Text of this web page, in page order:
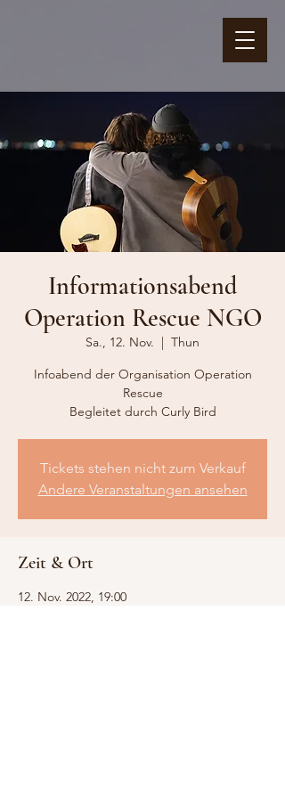
Informationsabend
Operation Rescue NGO
Sa., 12. Nov.
  |
Thun
Infoabend der Organisation Operation
Rescue
Begleitet durch Curly Bird
Tickets stehen nicht zum Verkauf
Andere Veranstaltungen ansehen
Zeit & Ort
12. Nov. 2022, 19:00